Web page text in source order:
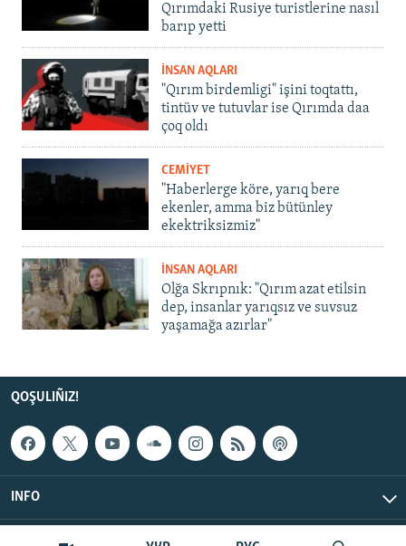
Qırımdaki Rusiye turistlerine nasıl
barıp yetti
İNSAN AQLARI
"Qırım birdemligi" işini toqtattı,
tintüv ve tutuvlar ise Qırımda daa
çoq oldı
CEMİYET
"Haberlerge köre, yarıq bere
ekenler, amma biz bütünley
ekektriksizmiz"
İNSAN AQLARI
Olğa Skrıpnık: "Qırım azat etilsin
dep, insanlar yarıqsız ve suvsuz
yaşamağa azırlar"
QOŞULIÑIZ!
INFO